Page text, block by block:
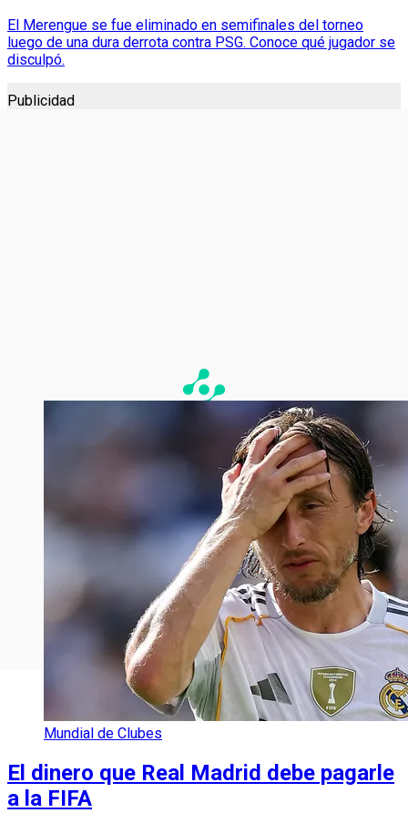
El Merengue se fue eliminado en semifinales del torneo
luego de una dura derrota contra PSG. Conoce qué jugador se
disculpó.
Publicidad
Mundial de Clubes
El dinero que Real Madrid debe pagarle
a la FIFA